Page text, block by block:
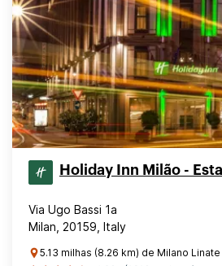
Holiday Inn Milão -
Via Ugo Bassi 1a
Milan, 20159, Italy
5.13 milhas (8.26 km) de Milano Linate